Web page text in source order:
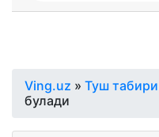
Ving.uz » Туш табири
булади